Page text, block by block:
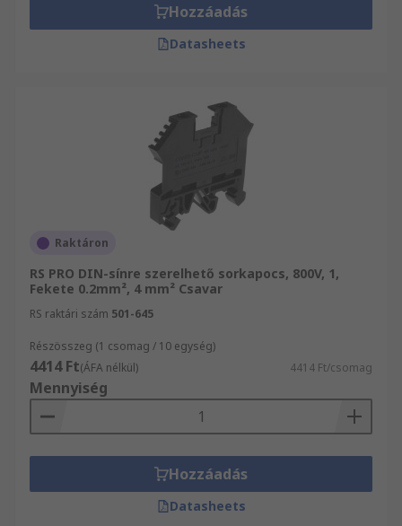
Hozzáadás
Datasheets
Raktáron
RS PRO DIN-sínre szerelhető sorkapocs, 800V, 1,
Fekete 0.2mm², 4 mm² Csavar
RS raktári szám 501-645
Részösszeg (1 csomag / 10 egység)
4414 Ft(ÁFA nélkül) 4414 Ft/csomag
Mennyiség
Hozzáadás
Datasheets